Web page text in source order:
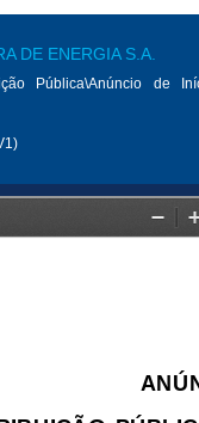
DE ENERGIA S.A.
Pública\Anúncio de